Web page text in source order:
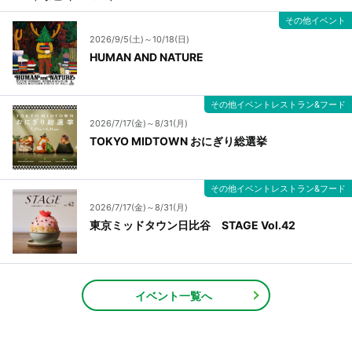
2026/9/5(土)～10/18(日)
HUMAN AND NATURE
その他イベント
2026/7/17(金)～8/31(月)
TOKYO MIDTOWN おにぎり総選挙
その他イベントレストラン&フード
2026/7/17(金)～8/31(月)
東京ミッドタウン日比谷 STAGE Vol.42
その他イベントレストラン&フード
イベント一覧へ